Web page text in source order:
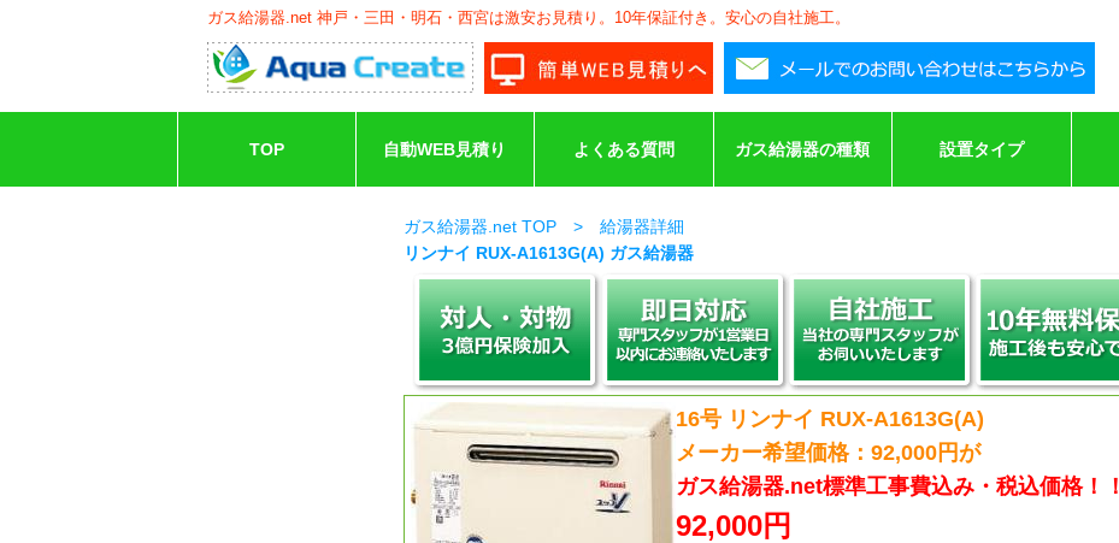
ガス給湯器.net 神戸・三田・明石・西宮は激安お見積り。10年保証付き。安心の自社施工。
TOP 自動WEB見積り よくある質問 ガス給湯器の種類 設置タイプ
ガス給湯器.net TOP > 給湯器詳細
リンナイ RUX-A1613G(A) ガス給湯器
16号 リンナイ RUX-A1613G(A)
メーカー希望価格：92,000円が
ガス給湯器.net標準工事費込み・税込価格！！
92,000円